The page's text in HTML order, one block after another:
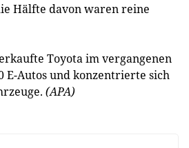
Hälfte davon waren reine
Toyota im vergangenen
E-Autos und konzentrierte sich
(APA)